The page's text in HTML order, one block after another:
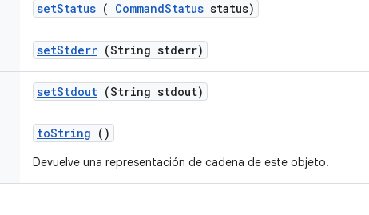
setStatus ( CommandStatus status)
setStderr (String stderr)
setStdout (String stdout)
toString ()
Devuelve una representación de cadena de este objeto.